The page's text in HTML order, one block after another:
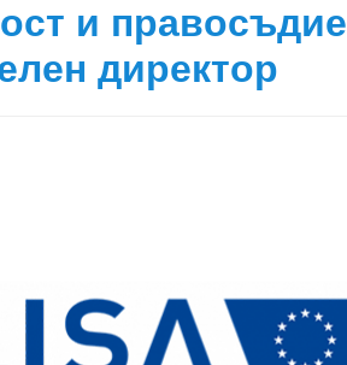
и правосъдие
директор